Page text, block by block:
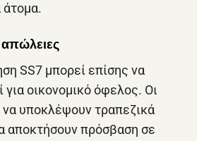
άτομα.
απώλειες
SS7 μπορεί επίσης να
για οικονομικό όφελος. Οι
υποκλέψουν τραπεζικά
αποκτήσουν πρόσβαση σε